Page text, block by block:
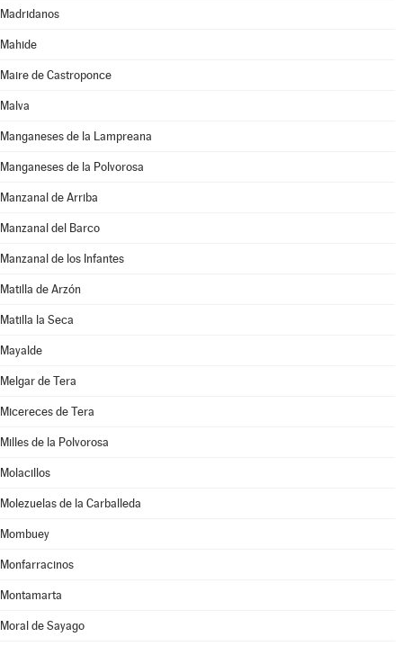
Madridanos
Mahide
Maire de Castroponce
Malva
Manganeses de la Lampreana
Manganeses de la Polvorosa
Manzanal de Arriba
Manzanal del Barco
Manzanal de los Infantes
Matilla de Arzón
Matilla la Seca
Mayalde
Melgar de Tera
Micereces de Tera
Milles de la Polvorosa
Molacillos
Molezuelas de la Carballeda
Mombuey
Monfarracinos
Montamarta
Moral de Sayago